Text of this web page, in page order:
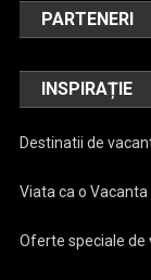
PARTENERI
INSPIRAȚIE
Destinatii de
Viata ca o Vacanta
Oferte speciale de